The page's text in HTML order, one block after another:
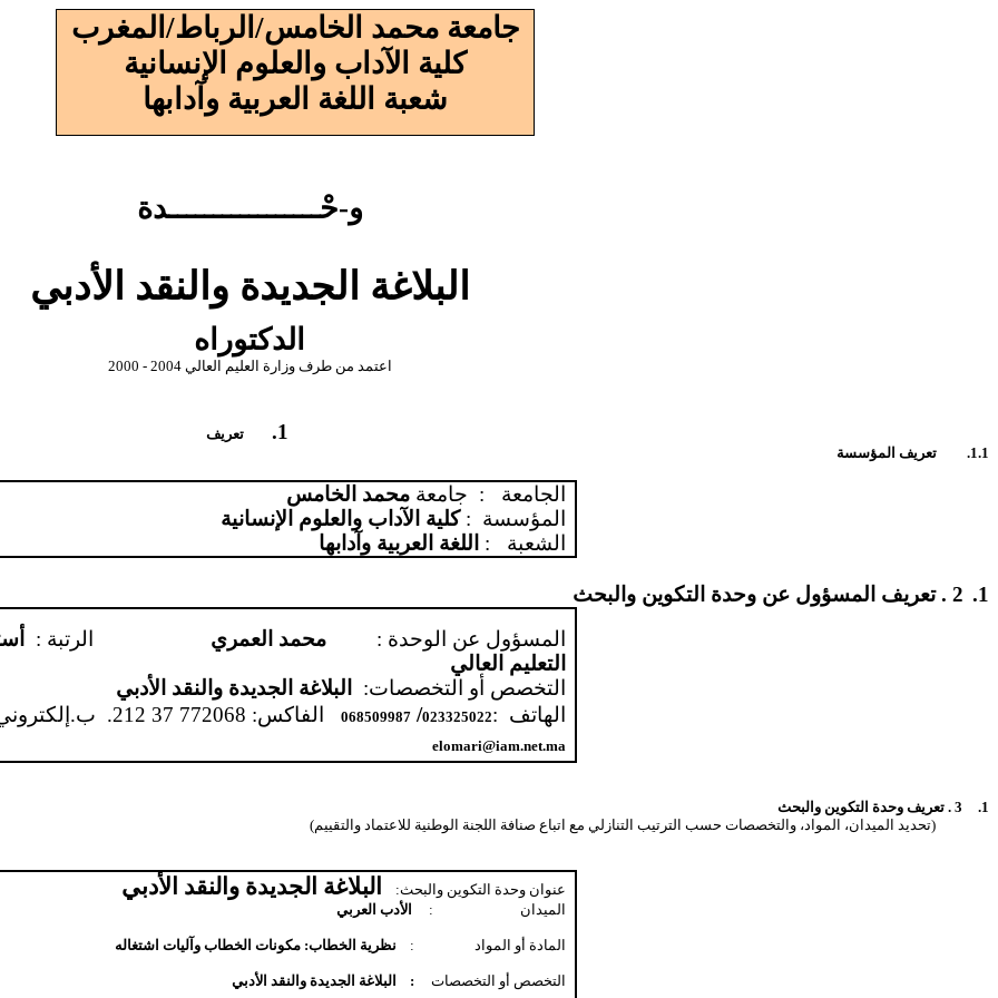
جامعة محمد الخامس/الرباط/المغرب
كلية الآداب والعلوم الإنسانية
شعبة اللغة العربية وآدابها
و-حْـــــــــــــــــدة
البلاغة الجديدة والنقد الأدبي
الدكتوراه
اعتمد من طرف وزارة العليم العالي2000 - 2004
1.
تعريف
1.1.
تعريف المؤسسة
الجامعة : جامعة محمد الخامس
المؤسسة :كلية الآداب والعلوم الإنسانية
الشعبة
: اللغة العربية وآدابها
1.
2 . تعريف المسؤول عن وحدة التكوين والبحث
المسؤول عن الوحدة :
محمد العمري الرتبة :
التعليم العالي
التخصص أو التخصصات:
البلاغة الجديدة والنقد الأدبي
الهاتف :
023325022
/
068509987 الفاكس: 772068 37 212.
elomari@iam.net.ma
1.
3 . تعريف وحدة التكوين والبحث
(تحديد الميدان، المواد، والتخصصات حسب الترتيب التنازلي مع اتباع صنافة اللجنة الوطنية للاعتماد والتقييم)
عنوان وحدة التكوين والبحث: البلاغة الجديدة والنقد الأدبي
الميدان : الأدب العربي
المادة أو المواد : نظرية الخطاب: مكونات الخطاب وآليات اشتغاله
التخصص أو التخصصات : البلاغة الجديدة والنقد الأدبي